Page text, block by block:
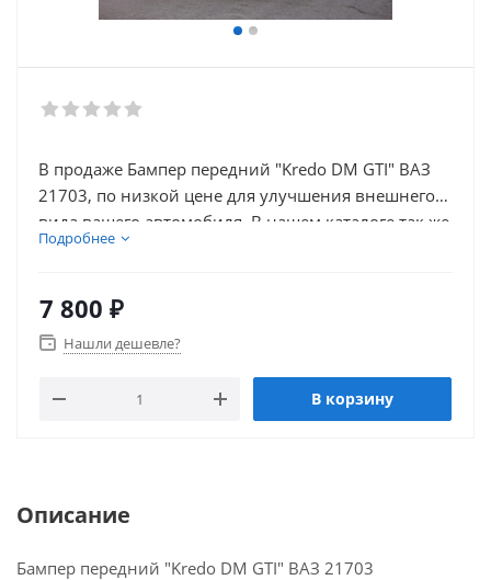
В продаже Бампер передний "Kredo DM GTI" ВАЗ
21703, по низкой цене для улучшения внешнего
вида вашего автомобиля. В нашем каталоге так же
присутствует множество товаров для тюнинга
Подробнее
7 800 ₽
Нашли дешевле?
В корзину
Описание
Бампер передний "Kredo DM GTI" ВАЗ 21703